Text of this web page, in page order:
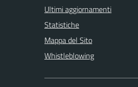
Ultimi aggiornamenti
Statistiche
Mappa del Sito
Whistleblowing